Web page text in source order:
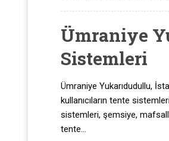
Ümraniye
Sistemleri
Ümraniye Yukarıdudullu,
kullanıcıların tente
sistemleri, şemsiye,
tente…